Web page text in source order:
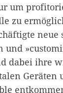
um
zu
dabei ihre
Geräten